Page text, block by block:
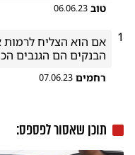
טוב 06.06.23
1
הבנקים הם הגנבים
רחמים 07.06.23
תוכן שאסור לפספס: